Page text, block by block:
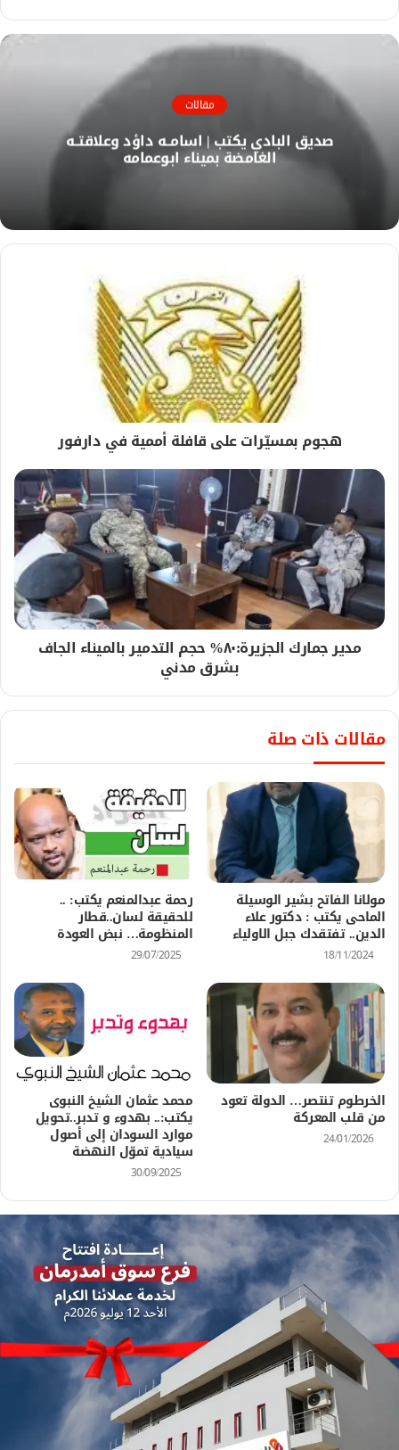
م
و
ق
ا
ل
و
ي
س
ب
كمقالات
صديق البادي يكتب | اسامــه داؤد وعلاقتــه
الغامضة بميناء ابوعمامه
هجوم بمسيّرات على قافلة أممية في دارفور
مدير جمارك الجزيرة:٨٠% حجم التدمير بالميناء الجاف
بشرق مدني
مقالات ذات صلة
مولانا الفاتح بشير الوسيلة
الماحى يكتب : دكتور علاء
الدين.. تفتقدك جبل الاولياء
18/11/2024
رحمة عبدالمنعم يكتب: ..
للحقيقة لسان..قطار
المنظومة… نبض العودة
29/07/2025
الخرطوم تنتصر… الدولة تعود
من قلب المعركة
24/01/2026
محمد عثمان الشيخ النبوى
يكتب:.. بهدوء و تدبر..تحويل
موارد السودان إلى أصول
سيادية تموّل النهضة
30/09/2025